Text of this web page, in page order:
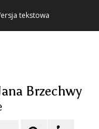
tekstowa
Brzechwy